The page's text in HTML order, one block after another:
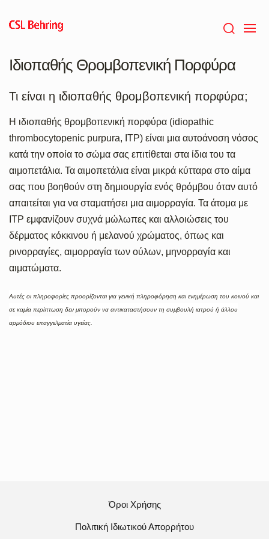
main
Ιδιοπαθής Θρομβοπενική Πορφύρα
Τι είναι η ιδιοπαθής θρομβοπενική πορφύρα;
Η ιδιοπαθής θρομβοπενική πορφύρα (idiopathic
thrombocytopenic purpura, ITP) είναι μια αυτοάνοση νόσος
κατά την οποία το σώμα σας επιτίθεται στα ίδια του τα
αιμοπετάλια. Τα αιμοπετάλια είναι μικρά κύτταρα στο αίμα
σας που βοηθούν στη δημιουργία ενός θρόμβου όταν αυτό
απαιτείται για να σταματήσει μια αιμορραγία. Τα άτομα με
ITP εμφανίζουν συχνά μώλωπες και αλλοιώσεις του
δέρματος κόκκινου ή μελανού χρώματος, όπως και
ρινορραγίες, αιμορραγία των ούλων, μηνορραγία και
αιματώματα.
Αυτές οι πληροφορίες προορίζονται για γενική πληροφόρηση και ενημέρωση του κοινού και
σε καμία περίπτωση δεν μπορούν να αντικαταστήσουν τη συμβουλή ιατρού ή άλλου
αρμόδιου επαγγελματία υγείας.
Όροι Χρήσης
Πολιτική Ιδιωτικού Απορρήτου